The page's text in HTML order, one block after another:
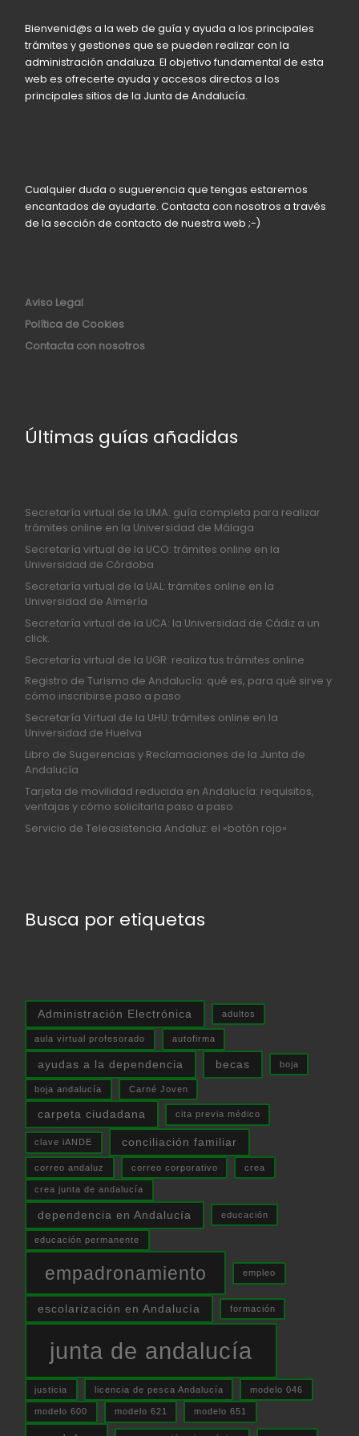
Bienvenid@s a la web de guía y ayuda a los principales
trámites y gestiones que se pueden realizar con la
administración andaluza. El objetivo fundamental de esta
web es ofrecerte ayuda y accesos directos a los
principales sitios de la Junta de Andalucía.
Cualquier duda o suguerencia que tengas estaremos
encantados de ayudarte. Contacta con nosotros a través
de la sección de contacto de nuestra web ;-)
Aviso Legal
Política de Cookies
Contacta con nosotros
Últimas guías añadidas
Secretaría virtual de la UMA: guía completa para realizar
trámites online en la Universidad de Málaga
Secretaría virtual de la UCO: trámites online en la
Universidad de Córdoba
Secretaría virtual de la UAL: trámites online en la
Universidad de Almería
Secretaría virtual de la UCA: la Universidad de Cádiz a un
click.
Secretaría virtual de la UGR: realiza tus trámites online
Registro de Turismo de Andalucía: qué es, para qué sirve y
cómo inscribirse paso a paso
Secretaría Virtual de la UHU: trámites online en la
Universidad de Huelva
Libro de Sugerencias y Reclamaciones de la Junta de
Andalucía
Tarjeta de movilidad reducida en Andalucía: requisitos,
ventajas y cómo solicitarla paso a paso
Servicio de Teleasistencia Andaluz: el «botón rojo»
Busca por etiquetas
Administración Electrónica adultos
aula virtual profesorado autofirma
ayudas a la dependencia becas boja
boja andalucía Carné Joven
carpeta ciudadana cita previa médico
clave iANDE conciliación familiar
correo andaluz correo corporativo crea
crea junta de andalucía
dependencia en Andalucía educación
educación permanente
empadronamiento empleo
escolarización en Andalucía formación
junta de andalucía
justicia licencia de pesca Andalucía modelo 046
modelo 600 modelo 621 modelo 651